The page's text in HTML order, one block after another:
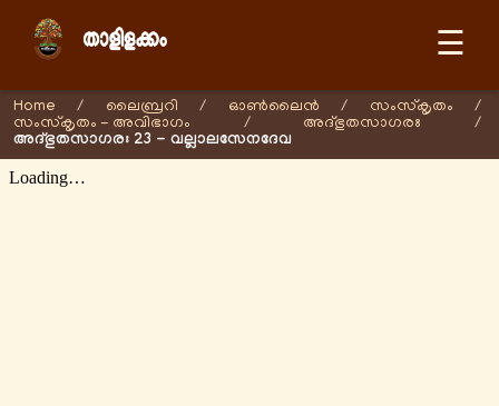
☰
Home / ലൈബ്രറി / ഓണ്‍ലൈന്‍ / സംസ്കൃതം
/
സംസ്കൃതം - അവിഭാഗം
/ അദ്ഭുതസാഗരഃ /
അദ്ഭുതസാഗരഃ 23 - വല്ലാലസേനദേവ